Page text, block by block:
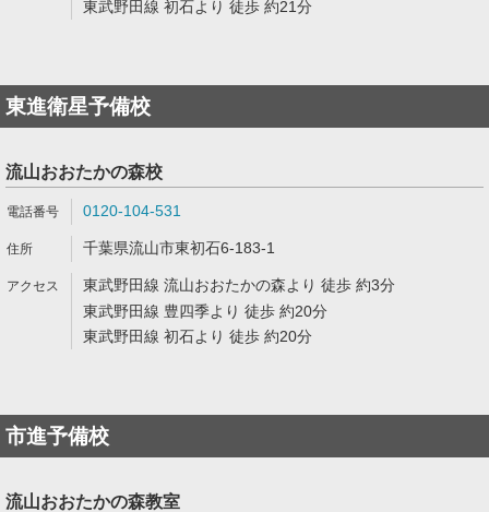
東武野田線 初石より 徒歩 約21分
東進衛星予備校
流山おおたかの森校
0120-104-531
千葉県流山市東初石6-183-1
東武野田線 流山おおたかの森より 徒歩 約3分
東武野田線 豊四季より 徒歩 約20分
東武野田線 初石より 徒歩 約20分
市進予備校
流山おおたかの森教室